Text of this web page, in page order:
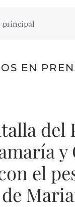
principal
EN
del
y
el